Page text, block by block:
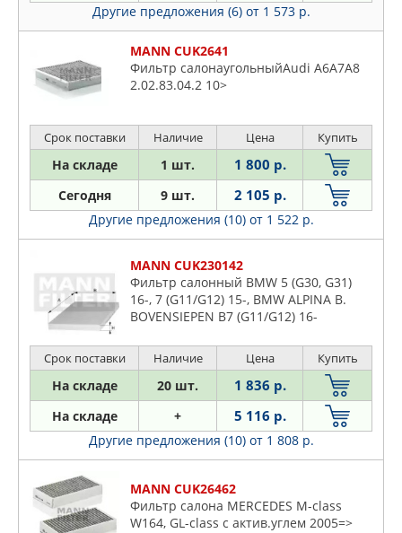
Другие предложения (6) от 1 573 р.
MANN CUK2641
Фильтр салонаугольныйAudi A6A7A8
2.02.83.04.2 10>
Срок поставки Наличие Цена Купить
На складе 1 шт. 1 800 р.
Сегодня 9 шт. 2 105 р.
Другие предложения (10) от 1 522 р.
MANN CUK230142
Фильтр салонный BMW 5 (G30, G31)
16-, 7 (G11/G12) 15-, BMW ALPINA B.
BOVENSIEPEN B7 (G11/G12) 16-
Срок поставки Наличие Цена Купить
На складе 20 шт. 1 836 р.
На складе + 5 116 р.
Другие предложения (10) от 1 808 р.
MANN CUK26462
Фильтр салона MERCEDES M-class
W164, GL-class с актив.углем 2005=>